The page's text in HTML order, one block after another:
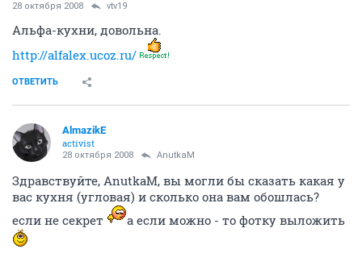
28 октября 2008 vtv19
Альфа-кухни, довольна.
http://alfalex.ucoz.ru/
ОТВЕТИТЬ
AlmazikE
activist
28 октября 2008 AnutkaM
Здравствуйте, AnutkaM, вы могли бы сказать какая у
вас кухня (угловая) и сколько она вам обошлась?
если не секрет
а если можно - то фотку выложить